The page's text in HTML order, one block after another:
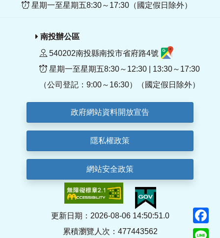
星期一至星期五8:30～17:30（國定假日除外）
南投辦公區
540202南投縣南投市省府路4號
星期一至星期五8:30～12:30 | 13:30～17:30
（公司登記：9:00～16:30）（國定假日除外）
政府網站資料開放宣告
隱私權政策
網站安全政策
更新日期：2026-08-06 14:50:51.0
累積瀏覽人次：477443562